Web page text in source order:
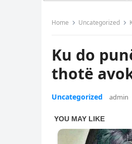
Home Uncategorized
Ku do
thotë
Uncategorized admin